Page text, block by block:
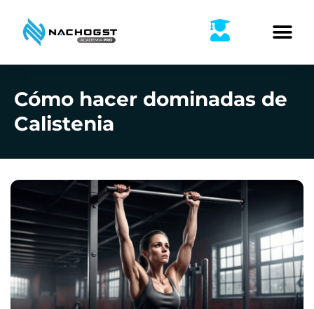
contenido
Cómo hacer dominadas de
Calistenia